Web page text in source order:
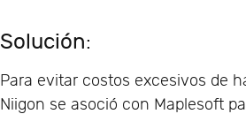
Solución:
Para evitar costos excesivos de
Niigon se asoció con Maplesoft